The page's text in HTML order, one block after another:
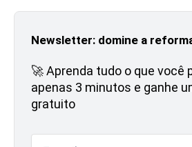
Newsletter: domine a
🚀 Aprenda tudo o que você
apenas 3 minutos e ganhe
gratuito